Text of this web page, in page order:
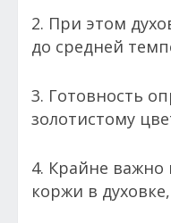
2. При этом
до средней
3. Готовность
золотистому
4. Крайне важно
коржи в